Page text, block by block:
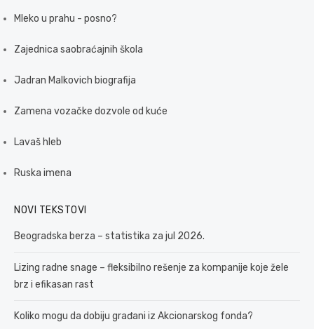
Mleko u prahu - posno?
Zajednica saobraćajnih škola
Jadran Malkovich biografija
Zamena vozačke dozvole od kuće
Lavaš hleb
Ruska imena
NOVI TEKSTOVI
Beogradska berza – statistika za jul 2026.
Lizing radne snage – fleksibilno rešenje za kompanije koje žele
brz i efikasan rast
Koliko mogu da dobiju građani iz Akcionarskog fonda?